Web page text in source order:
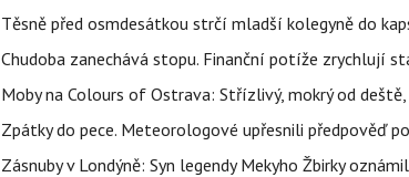
Těsně před osmdesátkou strčí mladší kolegyně do
Chudoba zanechává stopu. Finanční potíže zrychlují
Moby na Colours of Ostrava: Střízlivý, mokrý od
Zpátky do pece. Meteorologové upřesnili předpověď
Zásnuby v Londýně: Syn legendy Mekyho Žbirky